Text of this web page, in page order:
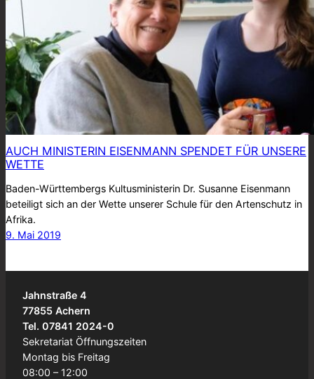
AUCH MINISTERIN EISENMANN SPENDET FÜR UNSERE
WETTE
Baden-Württembergs Kultusministerin Dr. Susanne Eisenmann
beteiligt sich an der Wette unserer Schule für den Artenschutz in
Afrika.
9. Mai 2019
Jahnstraße 4
77855 Achern
Tel. 07841 2024-0
Sekretariat Öffnungszeiten
Montag bis Freitag
08:00 – 12:00